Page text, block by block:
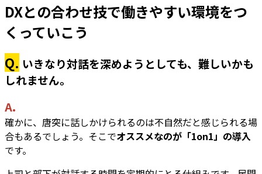
DXとの合わせ技で働きやすい環境をつ
くっていこう
Q. いきなり対話を深めようとしても、難しいかも
しれません。
A.
確かに、唐突に話しかけられるのは不自然だと感じられる場
合もあるでしょう。そこでオススメなのが「1on1」の導入
です。